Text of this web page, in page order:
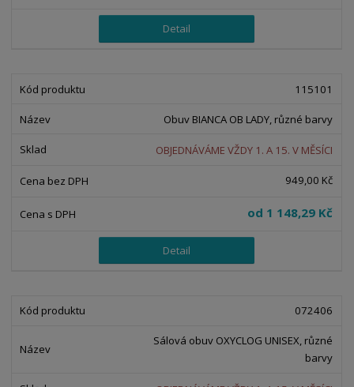
Detail
115101
Obuv BIANCA OB LADY, různé barvy
OBJEDNÁVÁME VŽDY 1. A 15. V MĚSÍCI
949,00 Kč
od 1 148,29 Kč
Detail
072406
Sálová obuv OXYCLOG UNISEX, různé
barvy